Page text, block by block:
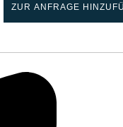
ZUR ANFRAGE